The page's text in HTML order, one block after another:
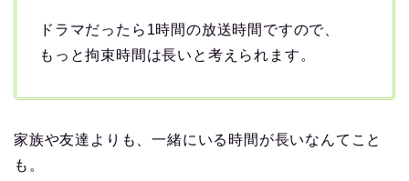
ドラマだったら1時間の放送時間ですので、
もっと拘束時間は長いと考えられます。
家族や友達よりも、一緒にいる時間が長いなんてこと
も。